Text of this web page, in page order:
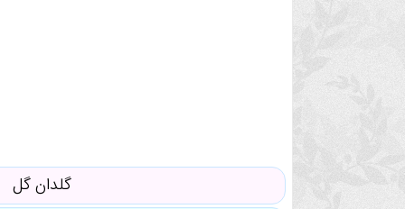
گلدان گل